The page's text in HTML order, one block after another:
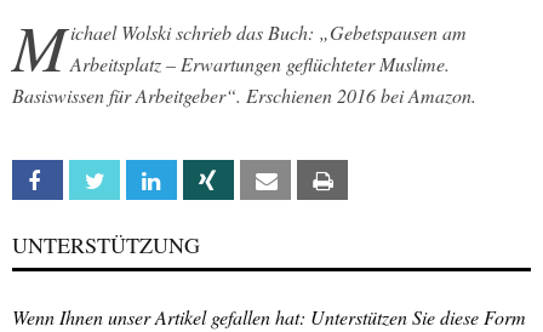
Michael Wolski schrieb das Buch: „Gebetspausen am
Arbeitsplatz – Erwartungen geflüchteter Muslime.
Basiswissen für Arbeitgeber“. Erschienen 2016 bei Amazon.
Facebook Twitter Linkedin Xing Email
UNTERSTÜTZUNG
Wenn Ihnen unser Artikel gefallen hat: Unterstützen Sie diese Form